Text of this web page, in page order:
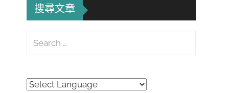
搜尋文章
Search